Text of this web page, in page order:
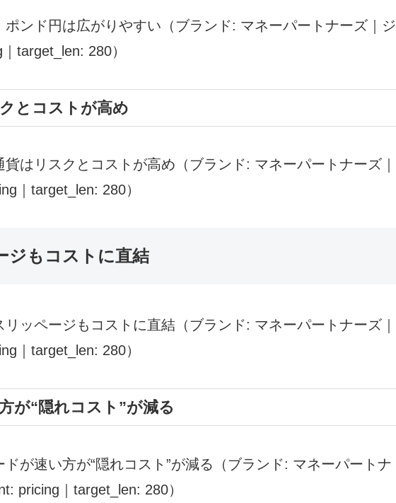
ポンド円は広がりやすい（ブランド: マネーパートナーズ｜ジ
target_len: 280）
とコストが高め
貨はリスクとコストが高め（ブランド: マネーパートナーズ｜
｜target_len: 280）
ジもコストに直結
リッページもコストに直結（ブランド: マネーパートナーズ｜
｜target_len: 280）
が“隠れコスト”が減る
ドが速い方が“隠れコスト”が減る（ブランド: マネーパートナ
pricing｜target_len: 280）